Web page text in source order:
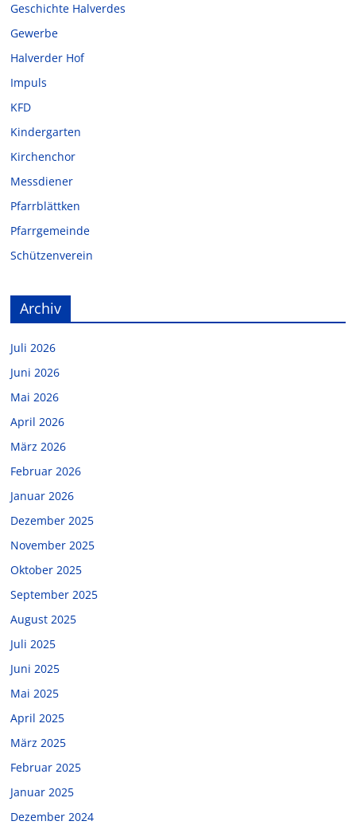
Geschichte Halverdes
Gewerbe
Halverder Hof
Impuls
KFD
Kindergarten
Kirchenchor
Messdiener
Pfarrblättken
Pfarrgemeinde
Schützenverein
Archiv
Juli 2026
Juni 2026
Mai 2026
April 2026
März 2026
Februar 2026
Januar 2026
Dezember 2025
November 2025
Oktober 2025
September 2025
August 2025
Juli 2025
Juni 2025
Mai 2025
April 2025
März 2025
Februar 2025
Januar 2025
Dezember 2024